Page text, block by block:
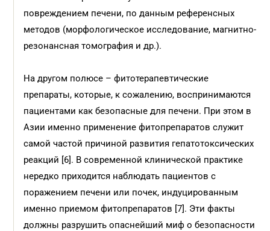
повреждением печени, по данным референсных
методов (морфологическое исследование, магнитно-
резонансная томография и др.).
На другом полюсе – фитотерапевтические
препараты, которые, к сожалению, воспринимаются
пациентами как безопасные для печени. При этом в
Азии именно применение фитопрепаратов служит
самой частой причиной развития гепатотоксических
реакций [6]. В современной клинической практике
нередко приходится наблюдать пациентов с
поражением печени или почек, индуцированным
именно приемом фитопрепаратов [7]. Эти факты
должны разрушить опаснейший миф о безопасности